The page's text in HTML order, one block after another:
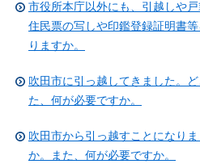
市役所本庁以外にも、引越しや
住民票の写しや印鑑登録証明書
りますか。
吹田市に引っ越してきました。
た、何が必要ですか。
吹田市から引っ越すことになり
か。また、何が必要ですか。